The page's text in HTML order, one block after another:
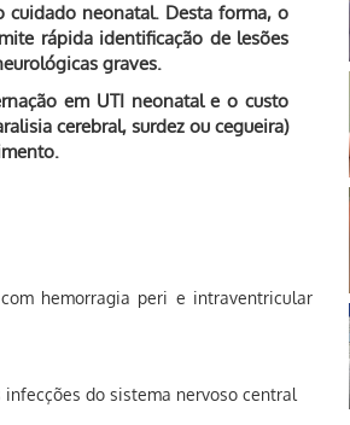
cuidado neonatal. Desta forma, o
rápida identificação de lesões
graves.
em UTI neonatal e o custo
cerebral, surdez ou cegueira)
hemorragia peri e intraventricular
do sistema nervoso central